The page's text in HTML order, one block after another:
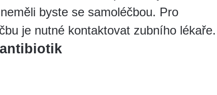
byste se samoléčbou. Pro
je nutné kontaktovat zubního lékaře.